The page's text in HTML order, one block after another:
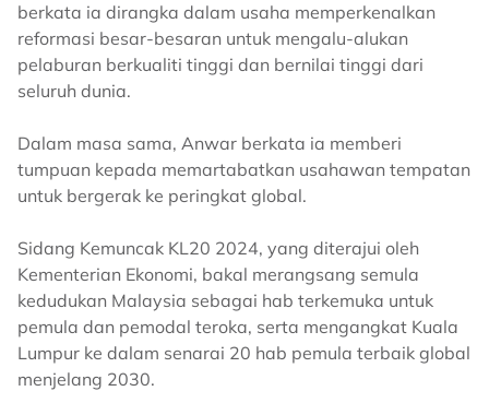
berkata ia dirangka dalam usaha memperkenalkan
reformasi besar-besaran untuk mengalu-alukan
pelaburan berkualiti tinggi dan bernilai tinggi dari
seluruh dunia.
Dalam masa sama, Anwar berkata ia memberi
tumpuan kepada memartabatkan usahawan tempatan
untuk bergerak ke peringkat global.
Sidang Kemuncak KL20 2024, yang diterajui oleh
Kementerian Ekonomi, bakal merangsang semula
kedudukan Malaysia sebagai hab terkemuka untuk
pemula dan pemodal teroka, serta mengangkat Kuala
Lumpur ke dalam senarai 20 hab pemula terbaik global
menjelang 2030.